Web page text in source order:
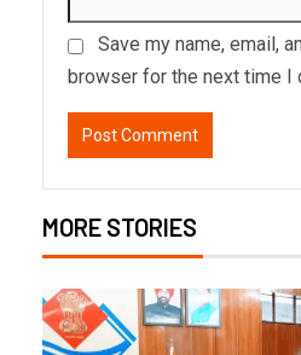
Save my name, email,
browser for the next time I
MORE STORIES